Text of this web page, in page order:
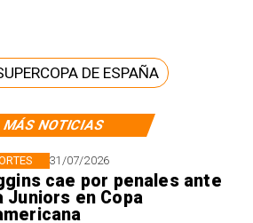
MÁS NOTICIAS
31/07/2026
cae por penales ante
Juniors en Copa
DE ESPAÑA